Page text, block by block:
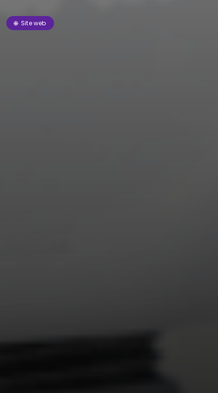
🌐 Site web